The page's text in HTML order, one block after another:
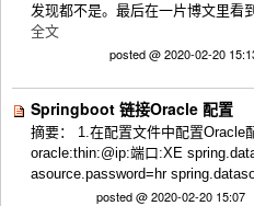
发现都不是。最后在一片博文里看
全文
posted @ 2020-02-20
Springboot 链接Oracle 配置
摘要： 1.在配置文件中配置Oracle
oracle:thin:@ip:端口:XE
asource.password=hr
posted @ 2020-02-20 15:07